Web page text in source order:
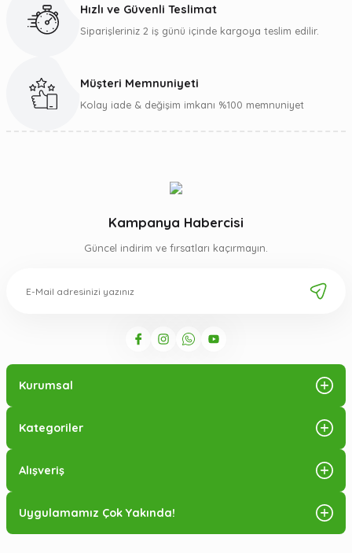
Gönder
Hızlı ve Güvenli Teslimat
Siparişleriniz 2 iş günü içinde kargoya teslim edilir.
Müşteri Memnuniyeti
Kolay iade & değişim imkanı %100 memnuniyet
Kampanya Habercisi
Güncel indirim ve fırsatları kaçırmayın.
Kurumsal
Kategoriler
Alışveriş
Uygulamamız Çok Yakında!